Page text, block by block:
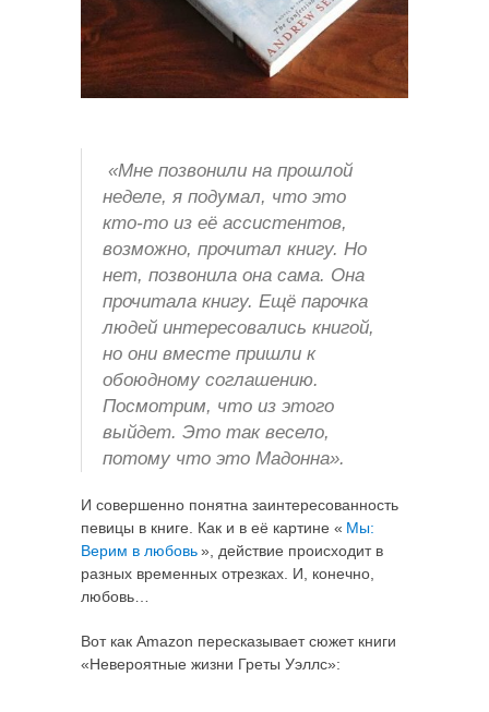
«Мне позвонили на прошлой
неделе, я подумал, что это
кто-то из её ассистентов,
возможно, прочитал книгу. Но
нет, позвонила она сама. Она
прочитала книгу. Ещё парочка
людей интересовались книгой,
но они вместе пришли к
обоюдному соглашению.
Посмотрим, что из этого
выйдет. Это так весело,
потому что это Мадонна».
И совершенно понятна заинтересованность
певицы в книге. Как и в её картине « Мы:
Верим в любовь», действие происходит в
разных временных отрезках. И, конечно,
любовь…
Вот как Amazon пересказывает сюжет книги
«Невероятные жизни Греты Уэллс»: